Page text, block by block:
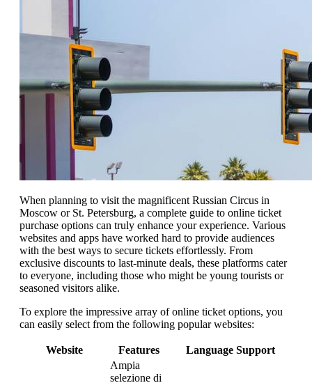
When planning to visit the magnificent Russian Circus in
Moscow or St. Petersburg, a complete guide to online ticket
purchase options can truly enhance your experience. Various
websites and apps have worked hard to provide audiences
with the best ways to secure tickets effortlessly. From
exclusive discounts to last-minute deals, these platforms cater
to everyone, including those who might be young tourists or
seasoned visitors alike.
To explore the impressive array of online ticket options, you
can easily select from the following popular websites:
Website Features Language Support
Ampia
selezione di